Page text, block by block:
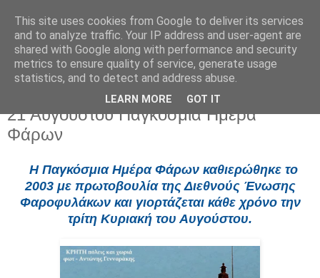
Πέμπτη 21 Αυγούστου 2025
21 Αυγούστου Παγκόσμια Ημέρα
Φάρων
Η Παγκόσμια Ημέρα Φάρων καθιερώθηκε το
2003 με πρωτοβουλία της Διεθνούς Ένωσης
Φαροφυλάκων και γιορτάζεται κάθε χρόνο την
τρίτη Κυριακή του Αυγούστου.
This site uses cookies from Google to deliver its services
and to analyze traffic. Your IP address and user-agent are
shared with Google along with performance and security
metrics to ensure quality of service, generate usage
statistics, and to detect and address abuse.
LEARN MORE GOT IT